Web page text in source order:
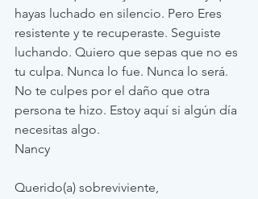
hayas luchado en silencio. Pero Eres
resistente y te recuperaste. Seguiste
luchando. Quiero que sepas que no es
tu culpa. Nunca lo fue. Nunca lo será.
No te culpes por el daño que otra
persona te hizo. Estoy aquí si algún día
necesitas algo.
Nancy
Querido(a) sobreviviente,